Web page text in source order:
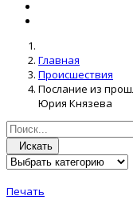
Главная
Происшествия
Послание из
Юрия Князева
Искать
Печать